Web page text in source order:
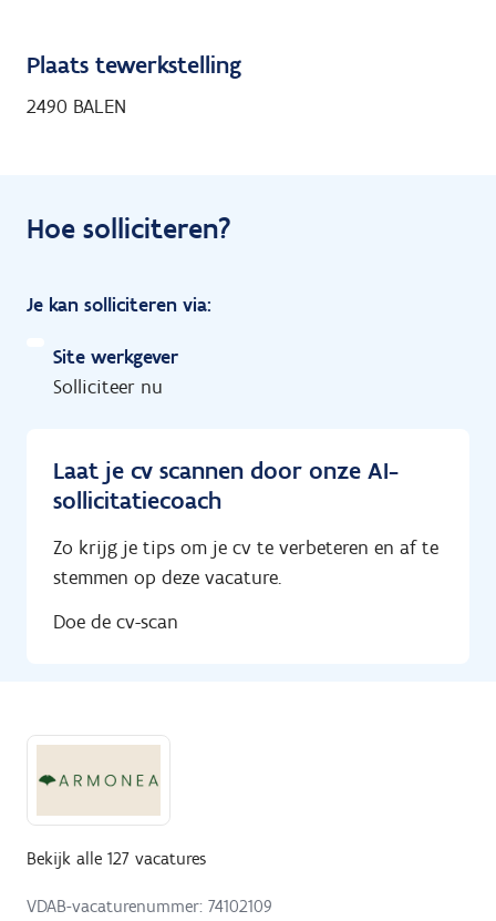
Plaats tewerkstelling
2490 BALEN
Hoe solliciteren?
Je kan solliciteren via:
Site werkgever
Solliciteer nu
Laat je cv scannen door onze AI-
sollicitatiecoach
Zo krijg je tips om je cv te verbeteren en af te
stemmen op deze vacature.
Doe de cv-scan
Bekijk alle 127 vacatures
VDAB-vacaturenummer: 74102109